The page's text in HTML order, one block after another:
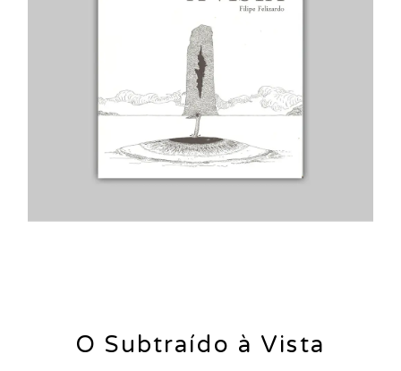
O Subtraído à Vista